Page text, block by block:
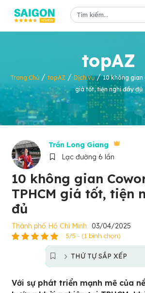
topAZ
Trang Chủ / topAZ / Dịch vụ/10 không gian
giá tốt, tiện nghi đầy đủ
Trần Long Giang
Lạc đường 6 lần
10 không gian
TPHCM giá tốt, tiện
đủ
Thành phố Hồ Chí Minh 03/04/2025
5/5 - (1 bình chọn)
THỨ TỰ SẮP XẾP
Với sự phát triển mạnh mẽ của